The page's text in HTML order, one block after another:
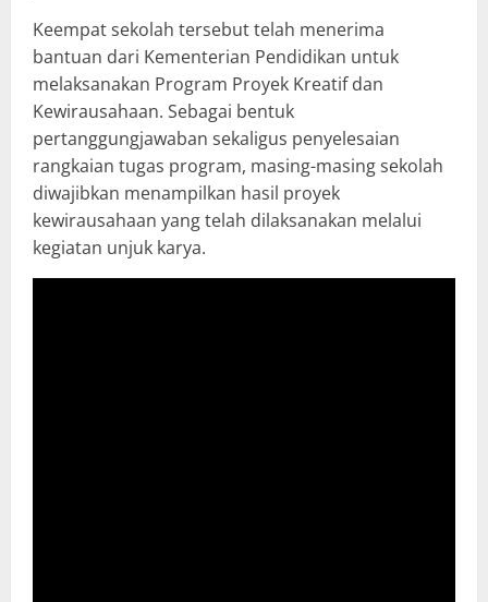
Keempat sekolah tersebut telah menerima
bantuan dari Kementerian Pendidikan untuk
melaksanakan Program Proyek Kreatif dan
Kewirausahaan. Sebagai bentuk
pertanggungjawaban sekaligus penyelesaian
rangkaian tugas program, masing-masing sekolah
diwajibkan menampilkan hasil proyek
kewirausahaan yang telah dilaksanakan melalui
kegiatan unjuk karya.